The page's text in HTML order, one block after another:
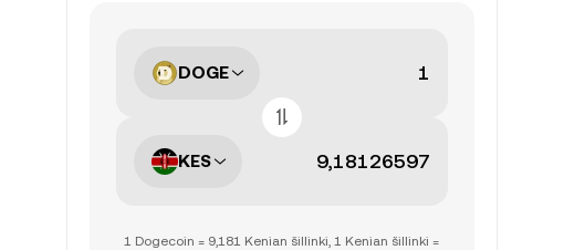
DOGE
KES
1 Dogecoin = 9,181 Kenian šillinki, 1 Kenian šillinki =